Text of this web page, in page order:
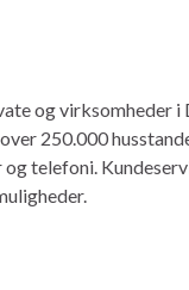
og
250.000
telefoni.